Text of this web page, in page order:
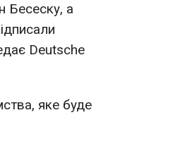
Бесеску, а
Deutsche
яке буде